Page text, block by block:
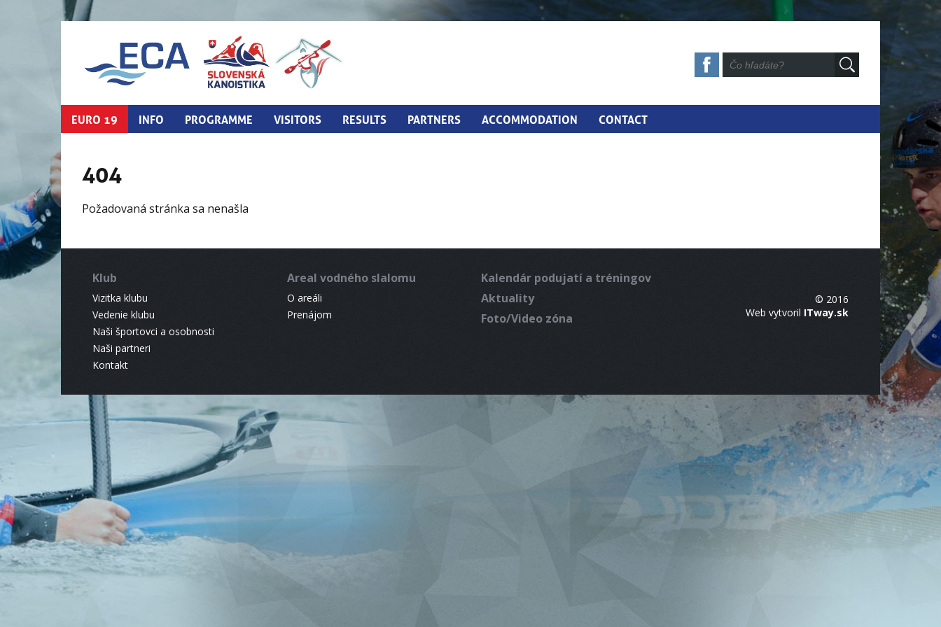
EURO 19 INFO PROGRAMME VISITORS RESULTS PARTNERS ACCOMMODATION CONTACT
404
Požadovaná stránka sa nenašla
Klub
Vizitka klubu
Vedenie klubu
Naši športovci a osobnosti
Naši partneri
Kontakt
Areal vodného slalomu
O areáli
Prenájom
Kalendár podujatí a tréningov
Aktuality
Foto/Video zóna
© 2016
Web vytvoril ITway.sk